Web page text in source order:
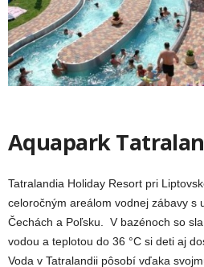
Aquapark
Tatralandia Holiday Resort pri
celoročným areálom vodnej zábavy s
Čechách a Poľsku. V bazénoch so
vodou a teplotou do 36 °C si deti aj
Voda v Tatralandii pôsobí vďaka